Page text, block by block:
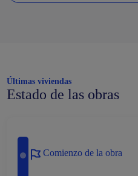
Últimas viviendas
Estado de las obras
Comienzo de la obra